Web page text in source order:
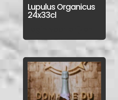
Lupulus Organicus
24x33cl